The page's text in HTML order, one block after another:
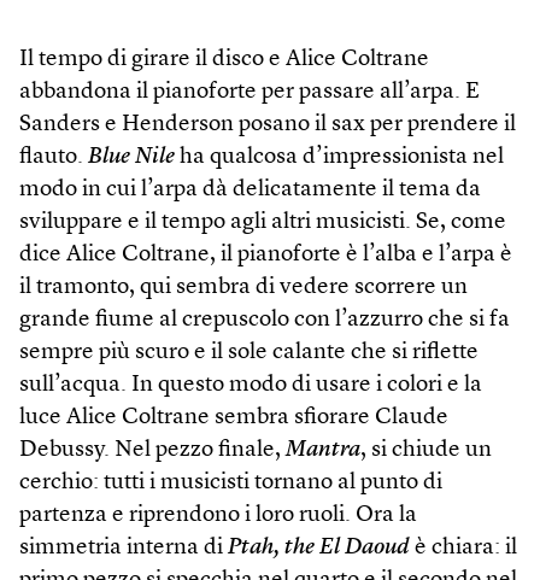
Il tempo di girare il disco e Alice Coltrane
abbandona il pianoforte per passare all’arpa. E
Sanders e Henderson posano il sax per prendere il
flauto. Blue Nile ha qualcosa d’impressionista nel
modo in cui l’arpa dà delicatamente il tema da
sviluppare e il tempo agli altri musicisti. Se, come
dice Alice Coltrane, il pianoforte è l’alba e l’arpa è
il tramonto, qui sembra di vedere scorrere un
grande fiume al crepuscolo con l’azzurro che si fa
sempre più scuro e il sole calante che si riflette
sull’acqua. In questo modo di usare i colori e la
luce Alice Coltrane sembra sfiorare Claude
Debussy. Nel pezzo finale,Mantra, si chiude un
cerchio: tutti i musicisti tornano al punto di
partenza e riprendono i loro ruoli. Ora la
simmetria interna di Ptah, the El Daoud è chiara: il